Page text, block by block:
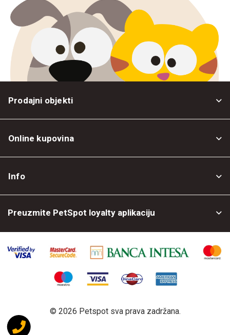
Prodajni objekti
Online kupovina
Info
Preuzmite PetSpot loyalty aplikaciju
© 2026 Petspot sva prava zadržana.